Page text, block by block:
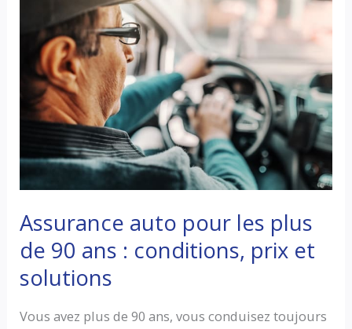
Assurance auto pour les plus
de 90 ans : conditions, prix et
solutions
Vous avez plus de 90 ans, vous conduisez toujours